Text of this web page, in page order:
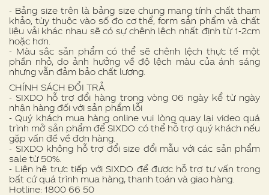
- Bảng size trên là bảng size chung mang tính chất tham
khảo, tùy thuộc vào số đo cơ thể, form sản phẩm và chất
liệu vải khác nhau sẽ có sự chênh lệch nhất định từ 1-2cm
hoặc hơn.
- Màu sắc sản phẩm có thể sẽ chênh lệch thực tế một
phần nhỏ, do ảnh hưởng về độ lệch màu của ánh sáng
nhưng vẫn đảm bảo chất lượng.
CHÍNH SÁCH ĐỔI TRẢ
- SIXDO hỗ trợ đổi hàng trong vòng 06 ngày kể từ ngày
nhận hàng đối với sản phẩm lỗi
- Quý khách mua hàng online vui lòng quay lại video quá
trình mở sản phẩm để SIXDO có thể hỗ trợ quý khách nếu
gặp vấn đề về đơn hàng.
- SIXDO không hỗ trợ đổi size đổi mẫu với các sản phẩm
sale từ 50%.
- Liên hệ trực tiếp với SIXDO để được hỗ trợ tư vấn trong
bất cứ quá trình mua hàng, thanh toán và giao hàng.
Hotline: 1800 66 50